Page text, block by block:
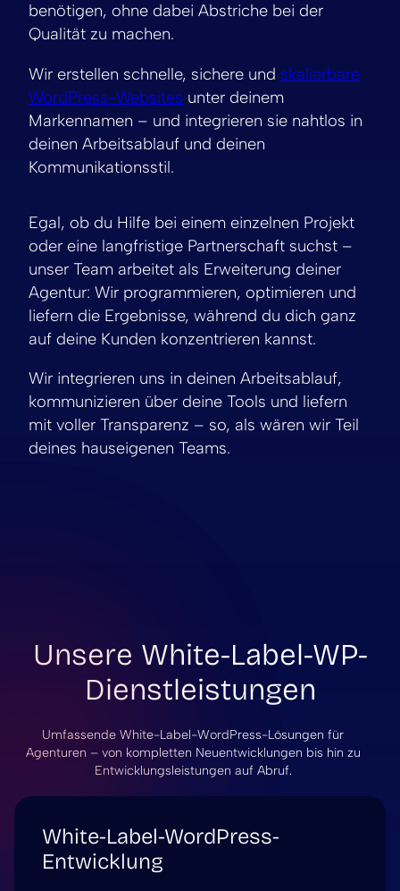
benötigen, ohne dabei Abstriche bei der
Qualität zu machen.
Wir erstellen schnelle, sichere und skalierbare
WordPress-Websites unter deinem
Markennamen – und integrieren sie nahtlos in
deinen Arbeitsablauf und deinen
Kommunikationsstil.
Egal, ob du Hilfe bei einem einzelnen Projekt
oder eine langfristige Partnerschaft suchst –
unser Team arbeitet als Erweiterung deiner
Agentur: Wir programmieren, optimieren und
liefern die Ergebnisse, während du dich ganz
auf deine Kunden konzentrieren kannst.
Wir integrieren uns in deinen Arbeitsablauf,
kommunizieren über deine Tools und liefern
mit voller Transparenz – so, als wären wir Teil
deines hauseigenen Teams.
Unsere White-Label-WP-
Dienstleistungen
Umfassende White-Label-WordPress-Lösungen für
Agenturen – von kompletten Neuentwicklungen bis hin zu
Entwicklungsleistungen auf Abruf.
White-Label-WordPress-
Entwicklung